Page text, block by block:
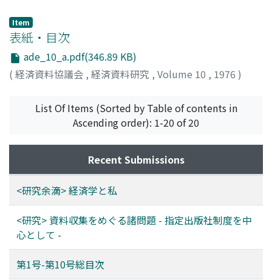
Item
表紙・目次
ade_10_a.pdf(346.89 KB)
( 経済資料協議会 , 経済資料研究 , Volume 10 , 1976 )
List Of Items (Sorted by Table of contents in
Ascending order): 1-20 of 20
Recent Submissions
<研究余滴> 経済学と私
<研究> 資料収集をめぐる諸問題 - 指定出版社制度を中
心として -
第1号-第10号総目次